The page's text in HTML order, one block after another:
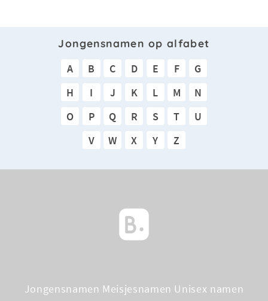
Jongensnamen op alfabet
A B C D E F
G
H
I J K L M
N
O
P Q R S T
U
V
W X Y Z
Jongensnamen Meisjesnamen Unisex namen